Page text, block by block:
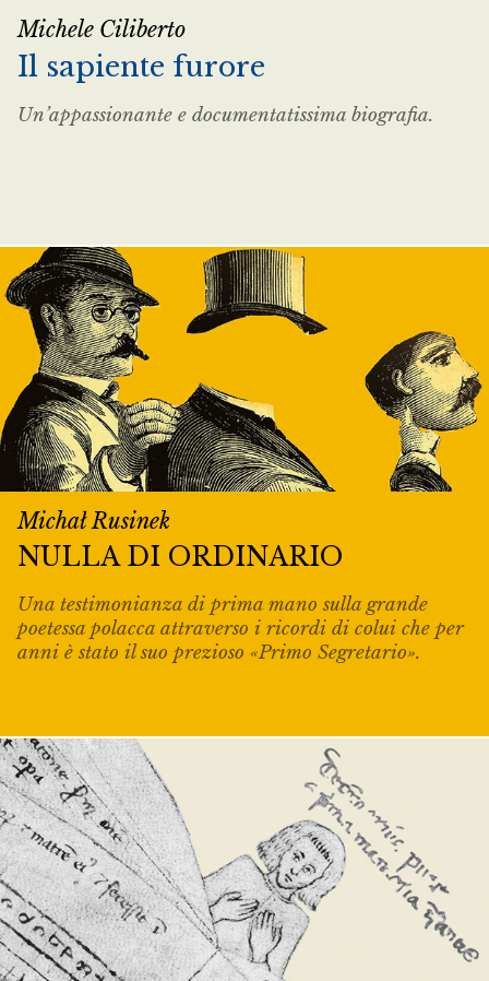
Michele Ciliberto
Il sapiente furore
Un’appassionante e documentatissima biografia.
Michał Rusinek
NULLA DI ORDINARIO
Una testimonianza di prima mano sulla grande
poetessa polacca attraverso i ricordi di colui che per
anni è stato il suo prezioso «Primo Segretario».